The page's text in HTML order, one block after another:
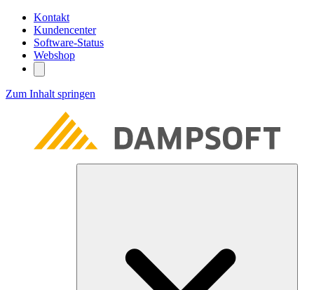
Kontakt
Kundencenter
Software-Status
Webshop
Zum Inhalt springen